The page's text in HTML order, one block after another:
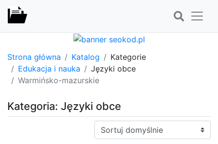
Strona główna Katalog
Kategorie
Edukacja i nauka
Języki obce
Warmińsko-mazurskie
Kategoria: Języki obce
Sortuj: